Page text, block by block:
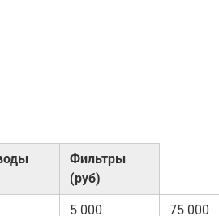
Фильтры
(руб)
5 000 75 000